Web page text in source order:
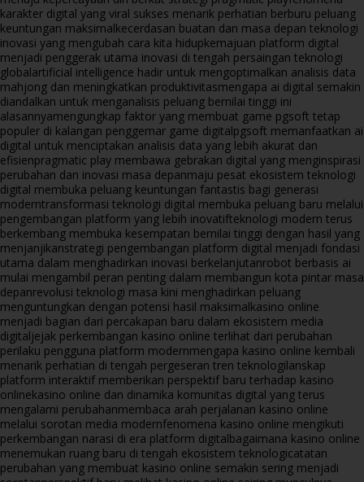
karakter digital yang viral sukses menarik perhatian berburu peluang
keuntungan maksimalkecerdasan buatan dan masa depan teknologi
inovasi yang mengubah cara kita hidupkemajuan platform digital
menjadi penggerak utama inovasi di tengah persaingan teknologi
globalartificial intelligence hadir untuk mengoptimalkan analisis data
mahjong dan meningkatkan produktivitasmengapa ai digital semakin
diandalkan untuk menganalisis peluang bernilai tinggi ini
alasannyamengungkap faktor yang membuat game pgsoft tetap
populer di kalangan penggemar game digitalpgsoft memanfaatkan ai
digital untuk menciptakan analisis data yang lebih akurat dan
efisienpragmatic play membawa gebrakan digital yang menginspirasi
perubahan dan inovasi masa depanmaju pesat ekosistem teknologi
digital membuka peluang keuntungan fantastis bagi generasi
moderntransformasi teknologi digital membuka peluang baru melalui
pengembangan platform yang lebih inovatifteknologi modern terus
berkembang membuka kesempatan bernilai tinggi dengan hasil yang
menjanjikanstrategi pengembangan platform digital menjadi fondasi
utama dalam menghadirkan inovasi berkelanjutanrobot berbasis ai
mulai mengambil peran penting dalam membangun kota pintar masa
depanrevolusi teknologi masa kini menghadirkan peluang
menguntungkan dengan potensi hasil maksimalkasino online
menjadi bagian dari percakapan baru dalam ekosistem media
digitaljejak perkembangan kasino online terlihat dari perubahan
perilaku pengguna platform modernmengapa kasino online kembali
menarik perhatian di tengah pergeseran tren teknologilanskap
platform interaktif memberikan perspektif baru terhadap kasino
onlinekasino online dan dinamika komunitas digital yang terus
mengalami perubahanmembaca arah perjalanan kasino online
melalui sorotan media modernfenomena kasino online mengikuti
perkembangan narasi di era platform digitalbagaimana kasino online
menemukan ruang baru di tengah ekosistem teknologicatatan
perubahan yang membuat kasino online semakin sering menjadi